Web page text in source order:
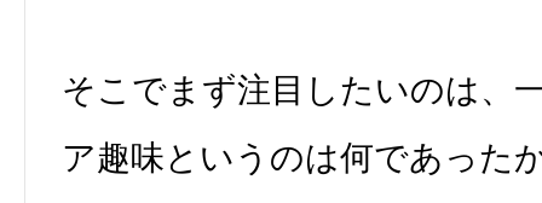
そこでまず注目したいのは、
ア趣味というのは何であった